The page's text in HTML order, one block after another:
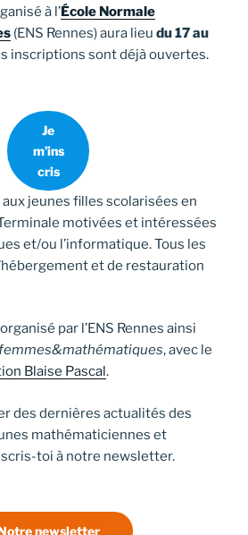
à l’ École Normale
(ENS Rennes) aura lieu du 17 au
inscriptions sont déjà ouvertes.
Je
m’ins
cris
jeunes filles scolarisées en
motivées et intéressées
et/ou l’informatique. Tous les
et de restauration
par l’ENS Rennes ainsi
, avec le
Blaise Pascal.
des dernières actualités des
mathématiciennes et
toi à notre newsletter.
newsletter